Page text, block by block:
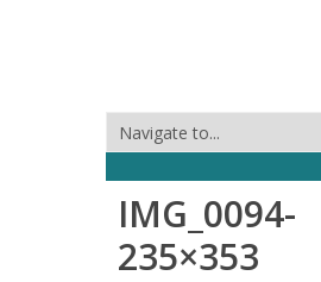
IMG_0094-
235×353